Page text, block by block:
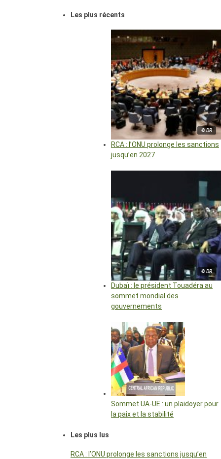
Les plus récents
© DR
RCA : l’ONU prolonge les sanctions
jusqu’en 2027
© DR
Dubaï : le président Touadéra au
sommet mondial des
gouvernements
Sommet UA-UE : un plaidoyer pour
la paix et la stabilité
Les plus lus
RCA : l’ONU prolonge les sanctions jusqu’en